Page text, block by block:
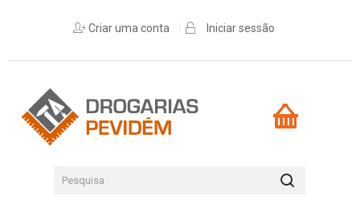
Criar uma conta Iniciar sessão